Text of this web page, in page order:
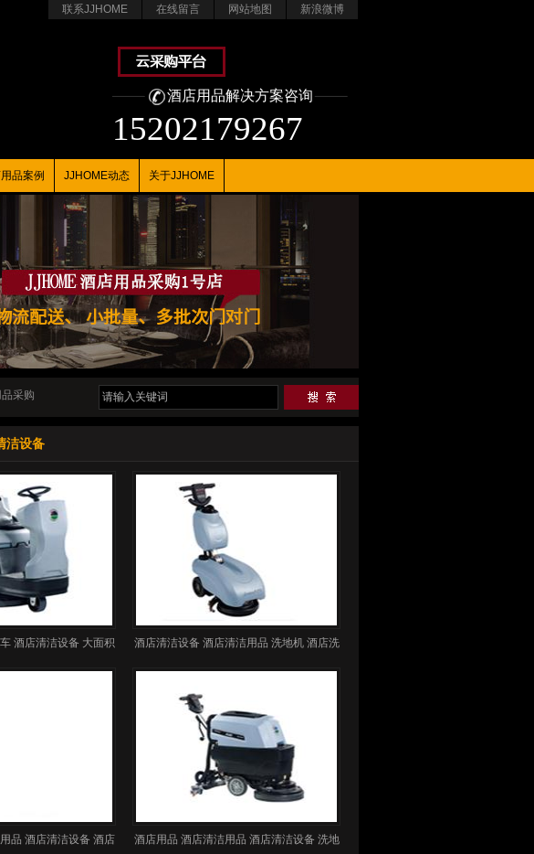
联系JJHOME 在线留言 网站地图 新浪微博
酒店用品解决方案咨询
15202179267
品案例 JJHOME动态 关于JJHOME
采购
洁设备
酒店清洁设备 大面积
车 大面积驾驶式洗地
酒店清洁设备 酒店清洁用品 洗地机 酒店洗
地机
品 酒店清洁设备 酒店 酒店用品 酒店清洁用品 酒店清洁设备 洗地